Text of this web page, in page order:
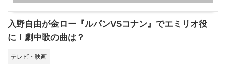
入野自由が金ロー『ルパンVSコナン』でエミリオ役
に！劇中歌の曲は？
テレビ・映画